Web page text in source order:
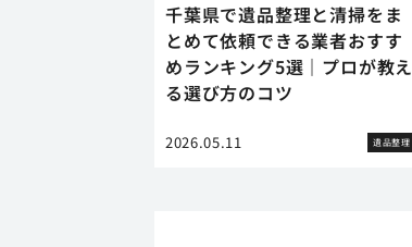
千葉県で遺品整理と清掃をま
とめて依頼できる業者おすす
めランキング5選｜プロが教え
る選び方のコツ
2026.05.11 遺品整理